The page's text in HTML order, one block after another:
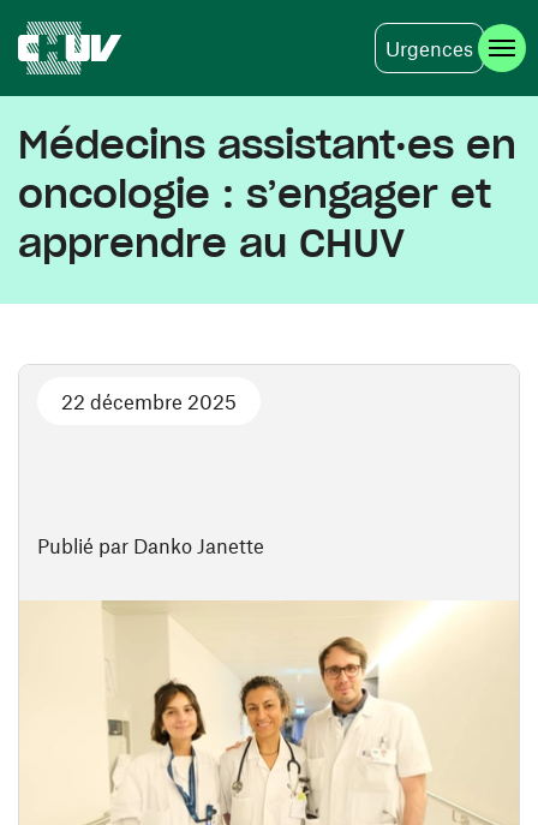
Urgences
Médecins assistant·es en
oncologie : s’engager et
apprendre au CHUV
Publié par Danko Janette
22 décembre 2025